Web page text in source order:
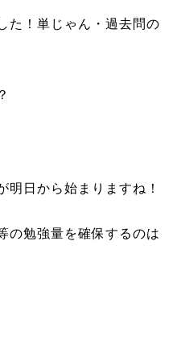
た！単じゃん・過去問の
明日から始まりますね！
の勉強量を確保するのは